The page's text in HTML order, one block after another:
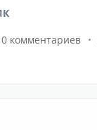
0 комментариев